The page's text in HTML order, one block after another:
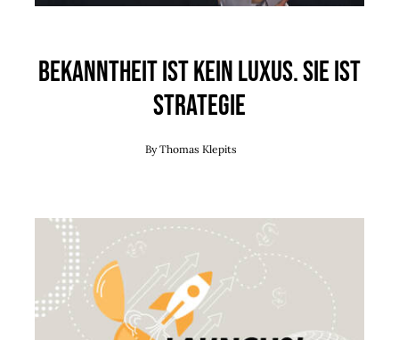
Bekanntheit ist kein Luxus. Sie ist
Strategie
ByThomas Klepits